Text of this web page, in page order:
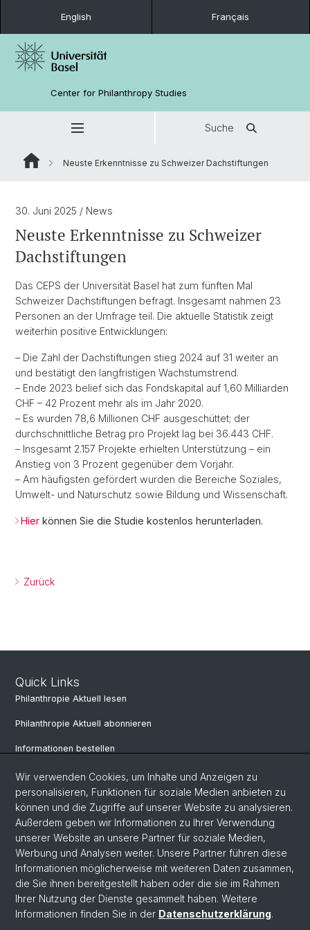
English Français
Center for Philanthropy Studies
Suche
Neuste Erkenntnisse zu Schweizer Dachstiftungen
30. Juni 2025 / News
Neuste Erkenntnisse zu Schweizer
Dachstiftungen
Das CEPS der Universität Basel hat zum fünften Mal
Schweizer Dachstiftungen befragt. Insgesamt nahmen 23
Personen an der Umfrage teil. Die aktuelle Statistik zeigt
weiterhin positive Entwicklungen:
– Die Zahl der Dachstiftungen stieg 2024 auf 31 weiter an
und bestätigt den langfristigen Wachstumstrend.
– Ende 2023 belief sich das Fondskapital auf 1,60 Milliarden
CHF – 42 Prozent mehr als im Jahr 2020.
– Es wurden 78,6 Millionen CHF ausgeschüttet; der
durchschnittliche Betrag pro Projekt lag bei 36.443 CHF.
– Insgesamt 2.157 Projekte erhielten Unterstützung – ein
Anstieg von 3 Prozent gegenüber dem Vorjahr.
– Am häufigsten gefördert wurden die Bereiche Soziales,
Umwelt- und Naturschutz sowie Bildung und Wissenschaft.
Hier können Sie die Studie kostenlos herunterladen.
Zurück
Quick Links
Philanthropie Aktuell lesen
Philanthropie Aktuell abonnieren
Informationen bestellen
Weiterbildungskalender
Anmelden für Weiterbildung
Social Media
LinkedIn
© Universität Basel
Wir verwenden Cookies, um Inhalte und Anzeigen zu
personalisieren, Funktionen für soziale Medien anbieten zu
können und die Zugriffe auf unserer Website zu analysieren.
Außerdem geben wir Informationen zu Ihrer Verwendung
unserer Website an unsere Partner für soziale Medien,
Werbung und Analysen weiter. Unsere Partner führen diese
Informationen möglicherweise mit weiteren Daten zusammen,
die Sie ihnen bereitgestellt haben oder die sie im Rahmen
Ihrer Nutzung der Dienste gesammelt haben. Weitere
Informationen finden Sie in der Datenschutzerklärung.